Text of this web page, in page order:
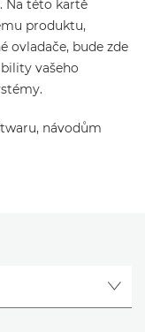
Na této kartě
produktu,
ovladače, bude zde
vašeho
návodům